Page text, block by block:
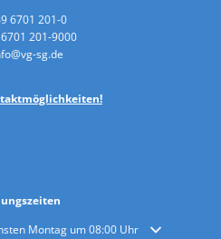
6701 201-0
201-9000
sg.de
oder Schließzeiten auszublenden
Montag um 08:00 Uhr